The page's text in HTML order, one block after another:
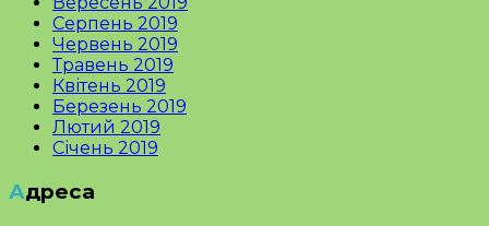
Серпень 2019
Червень 2019
Травень 2019
Квітень 2019
Березень 2019
Лютий 2019
Січень 2019
Адреса